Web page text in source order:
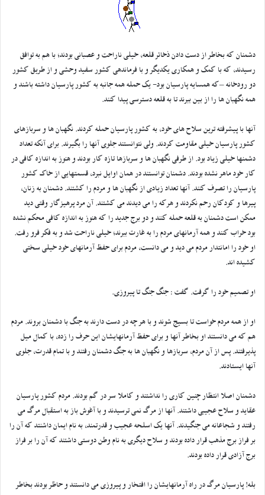
دشمنان که بخاطر از دست دادن ذخائر قلعه، خیلی ناراحت و عصبانی بودند؛ با هم به توافق
رسیدند، که با کمک و همکاری یکدیگر و با فرماندهی کشور سفید وحشی و از طریق کشور
دو رودخانه –که همسایه پارسیان بود- یک حمله همه جانبه به کشور پارسیان داشته باشند و
همه نگهبان ها را از بین ببرند تا به قلعه دسترسی پیدا کنند.
آنها با پیشرفته ترین سلاح های خود، به کشور پارسیان حمله کردند. نگهبان ها و سربازهای
کشور پارسیان خیلی مقاومت کردند. ولی نتوانستند جلوی آنها را بگیرند. برای آنکه تعداد
دشمنها خیلی زیاد بود. از طرفی نگهبان ها و سربازها تازه کار بودند و هنوز به اندازه کافی در
کار خود ماهر نشده بودند. دشمنان توانستند در همان اوایل نبرد، قسمتهایی از خاک کشور
پارسیان را تصرف کنند. آنها تعداد زیادی از نگهبان ها و مردم را کشتند. دشمنان به زنان،
پیرها و کودکان رحم نکردند و هرکه را می دیدند می کشتند. آن مرد پرهیزگار وقتی دید
ممکن است دشمنان به قلعه حمله کنند و دو برج جدید را که هنوز به اندازه کافی محکم نشده
بود خراب کنند و همه آرمانهای مردم را به غارت ببرند؛ خیلی ناراحت شد و به فکر فرو رفت.
او خود را امانتدار مردم می دید و می دانست، مردم برای حفظ آرمانهای خود خیلی سختی
کشیده اند.
او تصمیم خود را گرفت. گفت : جنگ جنگ تا پیروزی.
او از همه مردم خواست تا بسیج شوند و با هر چه در دست دارند به جنگ با دشمنان بروند. مردم
هم که می دانستند او بخاطر آنها و برای حفظ آرمانهایشان این حرف را زده، با کمال میل
پذیرفتند. پس از آن مردم، سربازها و نگهبان ها به جنگ دشمنان رفتند و با تمام قدرت، جلوی
آنها ایستادند.
دشمنان اصلا انتظار چنین کاری را نداشتند و کاملا سر در گم بودند. مردم کشور پارسیان
عقاید و سلاح عجیبی داشتند. آنها از مرگ نمی ترسیدند و با آغوش باز به استقبال مرگ می
رفتند و شجاعانه می جنگیدند. آنها یک اسلحه عجیب و قدرتمند، به نام ایمان داشنتد که آن را
بر فراز برج مذهب قرار داده بودند و سلاح دیگری به نام وطن دوستی داشتند که آن را بر فراز
برج آزادی قرار داده بودند.
بله! پارسیان مرگ در راه آرمانهایشان را افتخار و پیروزی می دانستند و حاظر بودند بخاطر